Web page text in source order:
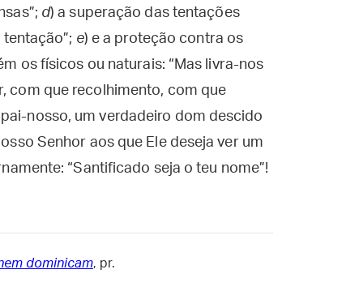
d) a superação das tentações
e) e a proteção contra os
os físicos ou naturais: “Mas livra-nos
com que recolhimento, com que
nosso, um verdadeiro dom descido
Senhor aos que Ele deseja ver um
“Santificado seja o teu nome”!
dominicam, pr.